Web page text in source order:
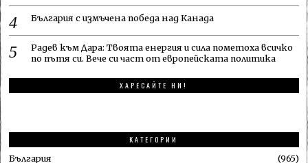
България с измъчена победа над Канада
Радев към Дара: Твоята енергия и сила пометоха всичко
по пътя си. Вече си част от европейската политика
ХАРЕСАЙТЕ НИ!
КАТЕГОРИИ
България
965